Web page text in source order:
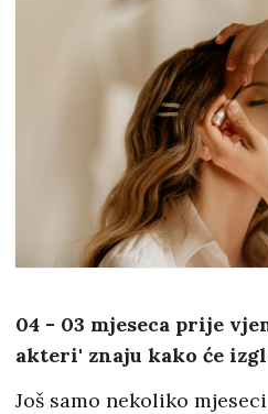
04 - 03 mjeseca prije
akteri' znaju kako će
Još samo nekoliko